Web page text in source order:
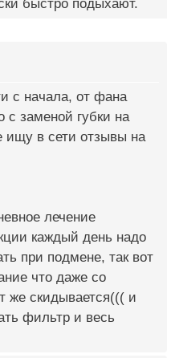
быстро подыхают.
с начала, от фана
с заменой губки на
ищу в сети отзывы на
лечение
каждый день надо
при подмене, так вот
что даже со
же скидывается((( и
фильтр и весь